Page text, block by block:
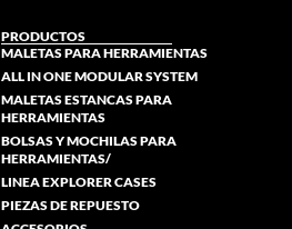
PRODUCTOS
MALETAS PARA HERRAMIENTAS
ALL IN ONE MODULAR SYSTEM
MALETAS ESTANCAS PARA
HERRAMIENTAS
BOLSAS Y MOCHILAS PARA
HERRAMIENTAS/
LINEA EXPLORER CASES
PIEZAS DE REPUESTO